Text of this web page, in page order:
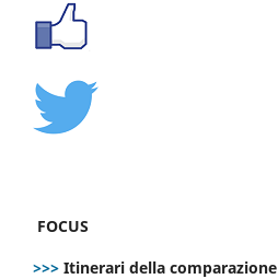
FOCUS
>>> Itinerari della comparazione